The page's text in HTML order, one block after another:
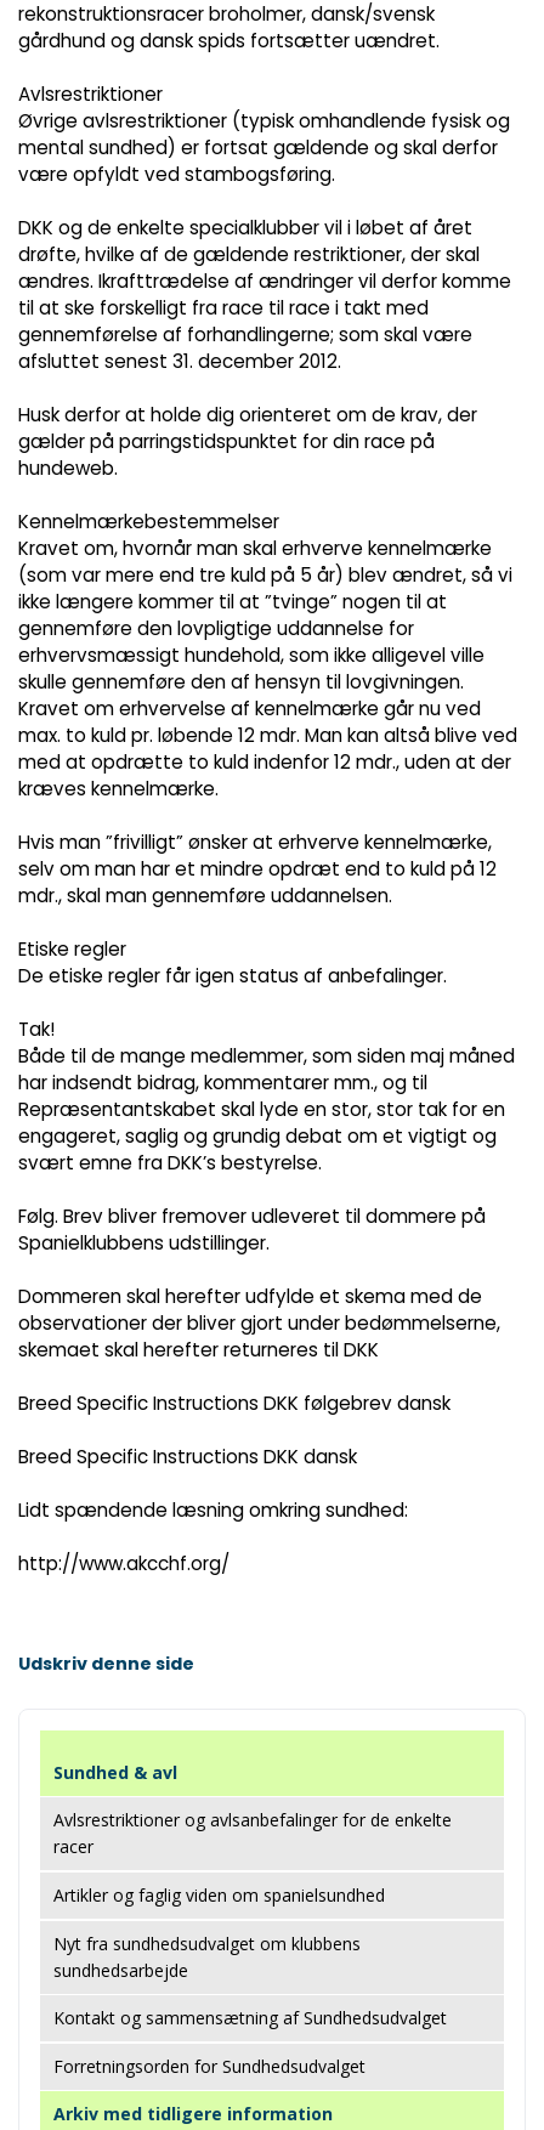
rekonstruktionsracer broholmer, dansk/svensk
gårdhund og dansk spids fortsætter uændret.
Avlsrestriktioner
Øvrige avlsrestriktioner (typisk omhandlende fysisk og
mental sundhed) er fortsat gældende og skal derfor
være opfyldt ved stambogsføring.
DKK og de enkelte specialklubber vil i løbet af året
drøfte, hvilke af de gældende restriktioner, der skal
ændres. Ikrafttrædelse af ændringer vil derfor komme
til at ske forskelligt fra race til race i takt med
gennemførelse af forhandlingerne; som skal være
afsluttet senest 31. december 2012.
Husk derfor at holde dig orienteret om de krav, der
gælder på parringstidspunktet for din race på
hundeweb.
Kennelmærkebestemmelser
Kravet om, hvornår man skal erhverve kennelmærke
(som var mere end tre kuld på 5 år) blev ændret, så vi
ikke længere kommer til at ”tvinge” nogen til at
gennemføre den lovpligtige uddannelse for
erhvervsmæssigt hundehold, som ikke alligevel ville
skulle gennemføre den af hensyn til lovgivningen.
Kravet om erhvervelse af kennelmærke går nu ved
max. to kuld pr. løbende 12 mdr. Man kan altså blive ved
med at opdrætte to kuld indenfor 12 mdr., uden at der
kræves kennelmærke.
Hvis man ”frivilligt” ønsker at erhverve kennelmærke,
selv om man har et mindre opdræt end to kuld på 12
mdr., skal man gennemføre uddannelsen.
Etiske regler
De etiske regler får igen status af anbefalinger.
Tak!
Både til de mange medlemmer, som siden maj måned
har indsendt bidrag, kommentarer mm., og til
Repræsentantskabet skal lyde en stor, stor tak for en
engageret, saglig og grundig debat om et vigtigt og
svært emne fra DKK’s bestyrelse.
Følg. Brev bliver fremover udleveret til dommere på
Spanielklubbens udstillinger.
Dommeren skal herefter udfylde et skema med de
observationer der bliver gjort under bedømmelserne,
skemaet skal herefter returneres til DKK
Breed Specific Instructions DKK følgebrev dansk
Breed Specific Instructions DKK dansk
Lidt spændende læsning omkring sundhed:
http://www.akcchf.org/
Udskriv denne side
Sundhed & avl
Avlsrestriktioner og avlsanbefalinger for de enkelte
racer
Artikler og faglig viden om spanielsundhed
Nyt fra sundhedsudvalget om klubbens
sundhedsarbejde
Kontakt og sammensætning af Sundhedsudvalget
Forretningsorden for Sundhedsudvalget
Arkiv med tidligere information